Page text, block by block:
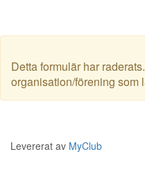
Detta formulär har
organisation/förening som
Levererat av MyClub